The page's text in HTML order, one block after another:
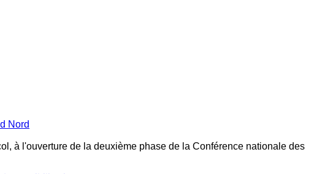
Nord
à l'ouverture de la deuxième phase de la Conférence nationale des